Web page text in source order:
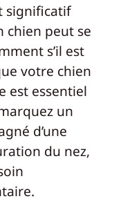
significatif
chien peut se
s’il est
votre chien
est essentiel
un
d’une
du nez,